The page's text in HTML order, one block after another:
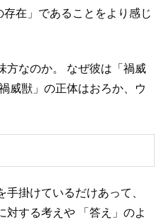
在」であることをより感じ
方なのか。
なぜ彼は「禍威
威獣」の正体はおろか、ウ
掛けているだけあって、
対する考えや 「答え」のよ